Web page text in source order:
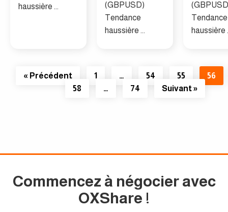
haussière ...
(GBPUSD)
Tendance
haussière ...
Tendance
haussière
« Précédent 1 … 54 55
56
58
… 74 Suivant »
Commencez à négocier avec
OXShare !